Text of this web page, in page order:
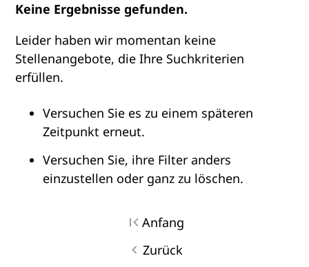
Keine Ergebnisse gefunden.
Leider haben wir momentan keine
Stellenangebote, die Ihre Suchkriterien
erfüllen.
Versuchen Sie es zu einem späteren
Zeitpunkt erneut.
Versuchen Sie, ihre Filter anders
einzustellen oder ganz zu löschen.
Anfang
Zurück